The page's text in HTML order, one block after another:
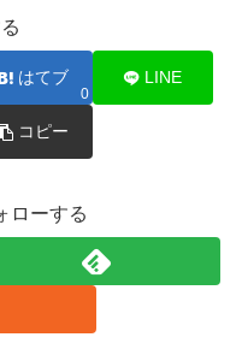
はてブ
0
LINE
コピー
ローする